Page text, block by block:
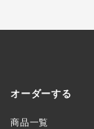
オーダーする
商品一覧